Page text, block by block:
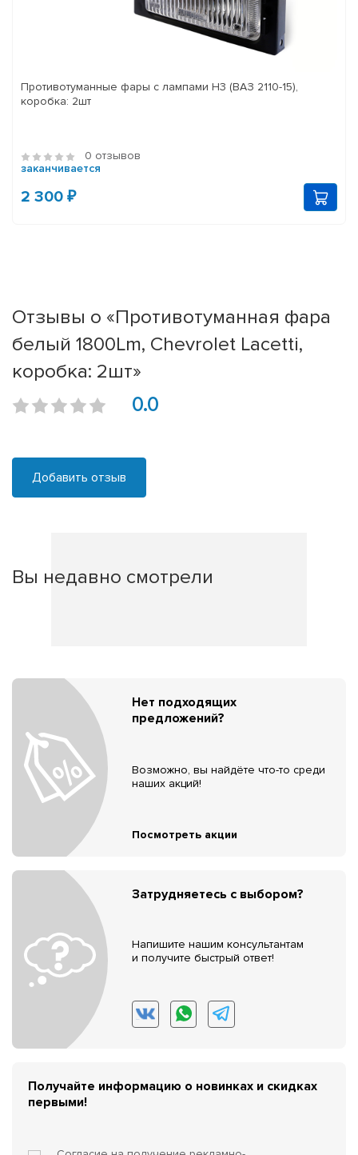
Противотуманные фары с лампами H3 (ВАЗ 2110-15),
коробка: 2шт
0 отзывов
заканчивается
2 300 ₽
Отзывы о «Противотуманная фара
белый 1800Lm, Chevrolet Lacetti,
коробка: 2шт»
0.0
Добавить отзыв
Вы недавно смотрели
Нет подходящих
предложений?
Возможно, вы найдёте что-то среди
наших акций!
Посмотреть акции
Затрудняетесь с выбором?
Напишите нашим консультантам
и получите быстрый ответ!
Получайте информацию о новинках и скидках
первыми!